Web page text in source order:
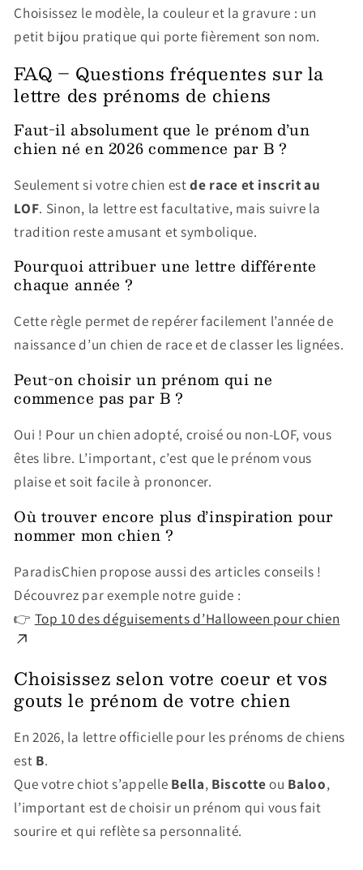
Choisissez le modèle, la couleur et la gravure : un
petit bijou pratique qui porte fièrement son nom.
FAQ – Questions fréquentes sur la
lettre des prénoms de chiens
Faut-il absolument que le prénom d’un
chien né en 2026 commence par B ?
Seulement si votre chien estde race et inscrit au
LOF. Sinon, la lettre est facultative, mais suivre la
tradition reste amusant et symbolique.
Pourquoi attribuer une lettre différente
chaque année ?
Cette règle permet de repérer facilement l’année de
naissance d’un chien de race et de classer les lignées.
Peut-on choisir un prénom qui ne
commence pas par B ?
Oui ! Pour un chien adopté, croisé ou non-LOF, vous
êtes libre. L’important, c’est que le prénom vous
plaise et soit facile à prononcer.
Où trouver encore plus d’inspiration pour
nommer mon chien ?
ParadisChien propose aussi des articles conseils !
Découvrez par exemple notre guide :
👉 Top 10 des déguisements d’Halloween pour chien
Choisissez selon votre coeur et vos
gouts le prénom de votre chien
En 2026, la lettre officielle pour les prénoms de chiens
est B.
Que votre chiot s’appelle Bella, Biscotteou Baloo,
l’important est de choisir un prénom qui vous fait
sourire et qui reflète sa personnalité.